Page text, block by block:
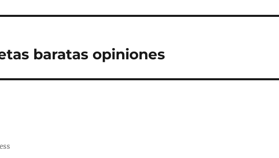
baratas opiniones